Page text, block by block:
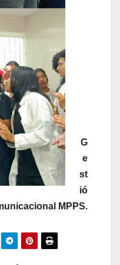
or Does It
Review –
Loss Pills That
Keto
Worth the Hype?
Scam or
Review –
Can These
Keto Journey?
or Legit?) Do They
G
e
st
ió
MPPS.